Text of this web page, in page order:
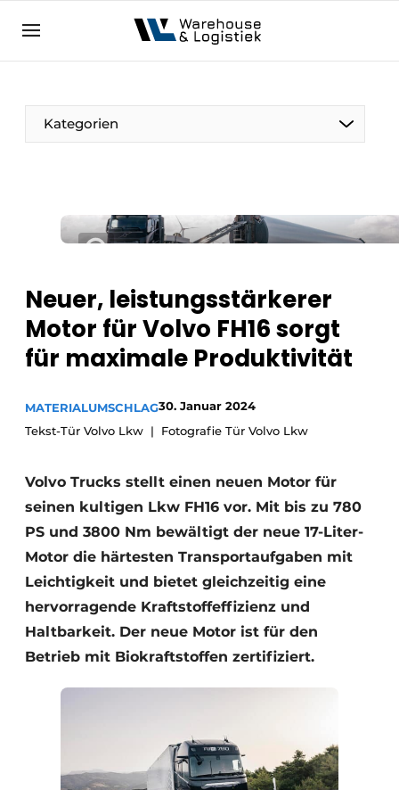
NL EN
Kategorien
Neuer, leistungsstärkerer
Motor für Volvo FH16 sorgt
für maximale Produktivität
MATERIALUMSCHLAG30. Januar 2024
Tekst-Tür Volvo Lkw
Fotografie Tür Volvo Lkw
Volvo Trucks stellt einen neuen Motor für
seinen kultigen Lkw FH16 vor. Mit bis zu 780
PS und 3800 Nm bewältigt der neue 17-Liter-
Motor die härtesten Transportaufgaben mit
Leichtigkeit und bietet gleichzeitig eine
hervorragende Kraftstoffeffizienz und
Haltbarkeit. Der neue Motor ist für den
Betrieb mit Biokraftstoffen zertifiziert.